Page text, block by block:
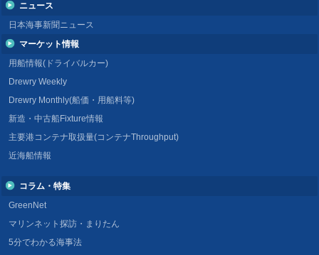
ニュース
日本海事新聞ニュース
マーケット情報
用船情報(ドライバルカー)
Drewry Weekly
Drewry Monthly(船価・用船料等)
新造・中古船Fixture情報
主要港コンテナ取扱量(コンテナThroughput)
近海船情報
コラム・特集
GreenNet
マリンネット探訪・まりたん
5分でわかる海事法